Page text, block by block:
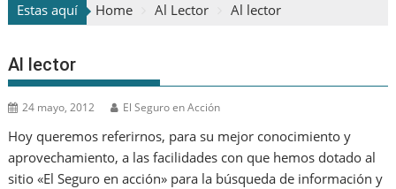
Estas aquí Home Al Lector Al lector
Al lector
24 mayo, 2012 El Seguro en Acción
Hoy queremos referirnos, para su mejor conocimiento y
aprovechamiento, a las facilidades con que hemos dotado al
sitio «El Seguro en acción» para la búsqueda de información y